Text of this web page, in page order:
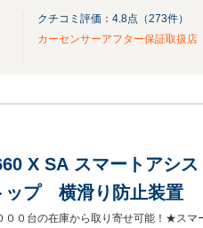
クチコミ評価： 4.8点（273件）
カーセンサーアフター保証取扱店
X SA スマートア
ップ 横滑り防止装置